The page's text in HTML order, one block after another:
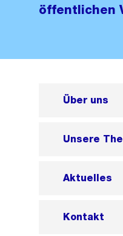
öffentlichen
Über uns
Unsere
Aktuelles
Kontakt